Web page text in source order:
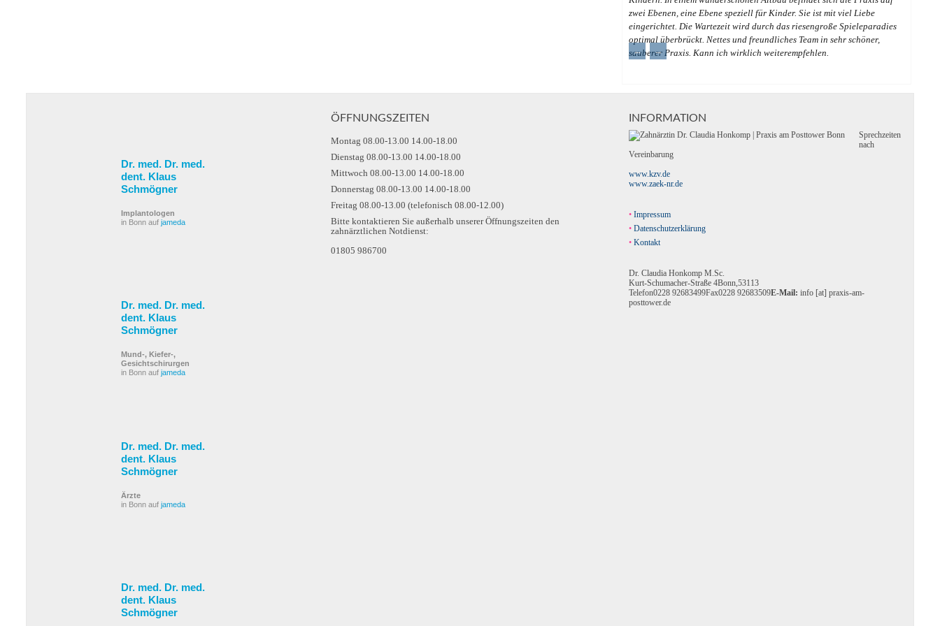
zwei Ebenen, eine Ebene speziell für Kinder. Sie ist mit viel Liebe
eingerichtet. Die Wartezeit wird durch das riesengroße Spieleparadies
optimal überbrückt. Nettes und freundliches Team in sehr schöner,
sauberer Praxis. Kann ich wirklich weiterempfehlen.
← →
Dr. med. Dr. med.
dent. Klaus
Schmögner
Implantologen
in Bonn auf jameda
Dr. med. Dr. med.
dent. Klaus
Schmögner
Mund-, Kiefer-,
Gesichtschirurgen
in Bonn auf jameda
Dr. med. Dr. med.
dent. Klaus
Schmögner
Ärzte
in Bonn auf jameda
Dr. med. Dr. med.
dent. Klaus
Schmögner
ÖFFNUNGSZEITEN
Montag 08.00-13.00 14.00-18.00
Dienstag 08.00-13.00 14.00-18.00
Mittwoch 08.00-13.00 14.00-18.00
Donnerstag 08.00-13.00 14.00-18.00
Freitag 08.00-13.00 (telefonisch 08.00-12.00)
Bitte kontaktieren Sie außerhalb unserer Öffnungszeiten den
zahnärztlichen Notdienst:
01805 986700
INFORMATION
Sprechzeiten
nach
Vereinbarung
www.kzv.de
www.zaek-nr.de
Impressum
Datenschutzerklärung
Kontakt
Dr. Claudia Honkomp M.Sc.
Kurt-Schumacher-Straße 4Bonn,53113
Telefon0228 92683499Fax0228 92683509E-Mail: info [at] praxis-am-
posttower.de